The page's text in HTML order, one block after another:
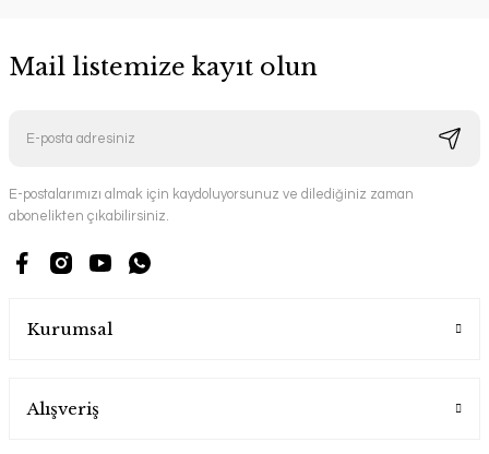
Mail listemize kayıt olun
E-postalarımızı almak için kaydoluyorsunuz ve dilediğiniz zaman
abonelikten çıkabilirsiniz.
Kurumsal
Alışveriş